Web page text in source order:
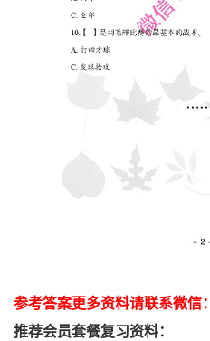
参考答案更多资料请联系微信：
推荐会员套餐复习资料：